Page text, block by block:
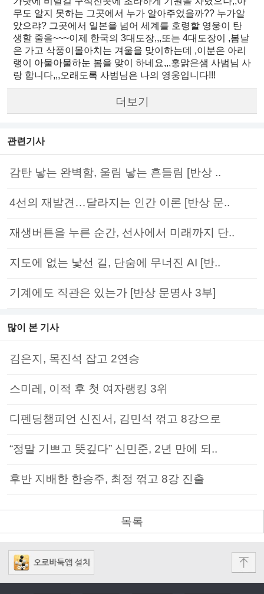
무도 알지 못하는 그곳에서 누가 알아주었을까?? 누가알
았으랴? 그곳에서 일본을 넘어 세계를 호령할 영웅이 탄
생할 줄을~~~이제 한국의 3대도장,,,또는 4대도장이 ,봄날
은 가고 삭풍이몰아치는 겨울을 맞이하는데 ,이분은 아리
랭이 아물아물하눈 봄을 맞이 하네요,,,홍맑은샘 사범님 사
랑 합니다,,,오래도록 사범님은 나의 영웅입니다!!!
더보기
관련기사
감탄 낳는 완벽함, 울림 낳는 흔들림 [반상 ..
4선의 재발견…달라지는 인간 이론 [반상 문..
재생버튼을 누른 순간, 선사에서 미래까지 단..
지도에 없는 낯선 길, 단숨에 무너진 AI [반..
기계에도 직관은 있는가 [반상 문명사 3부]
많이 본 기사
김은지, 목진석 잡고 2연승
스미레, 이적 후 첫 여자랭킹 3위
디펜딩챔피언 신진서, 김민석 꺾고 8강으로
“정말 기쁘고 뜻깊다” 신민준, 2년 만에 되..
후반 지배한 한승주, 최정 꺾고 8강 진출
목록